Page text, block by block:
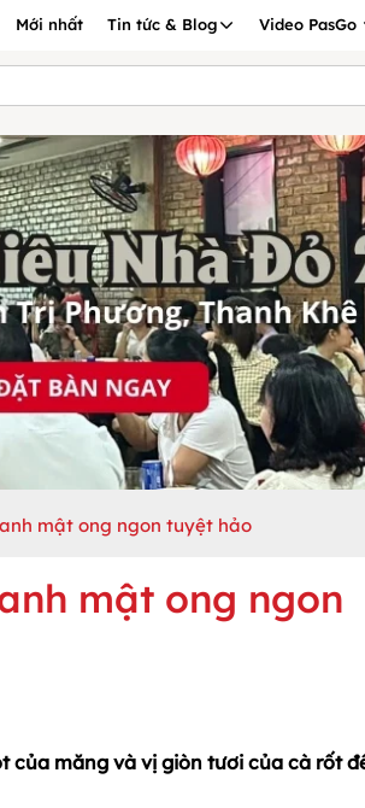
Mới nhất Tin tức & Blog Video PasGo
mật ong ngon tuyệt hảo
mật ong ngon
của măng và vị giòn tươi của cà rốt